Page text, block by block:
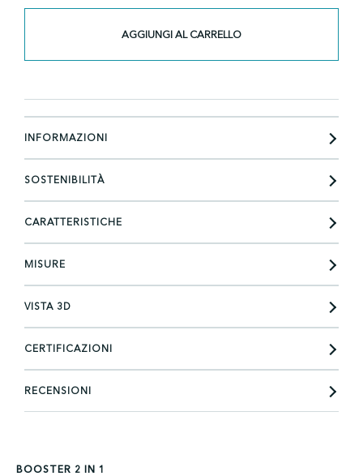
Booster
AGGIUNGI AL CARRELLO
INFORMAZIONI
SOSTENIBILITÀ
CARATTERISTICHE
MISURE
VISTA 3D
CERTIFICAZIONI
RECENSIONI
BOOSTER 2 IN 1